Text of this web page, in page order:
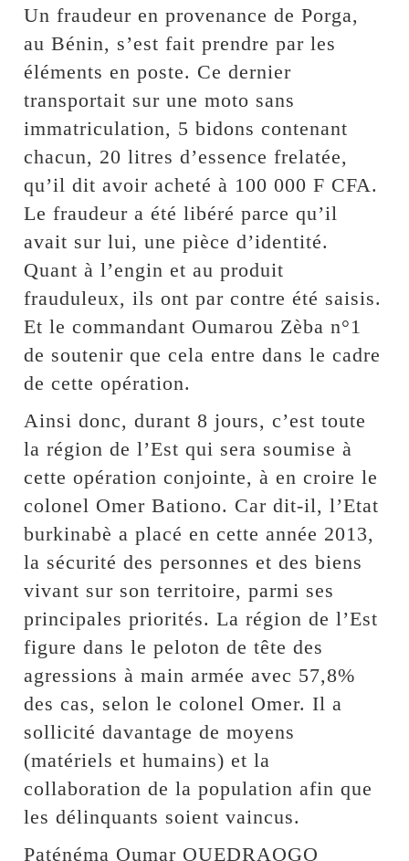
Un fraudeur en provenance de Porga,
au Bénin, s’est fait prendre par les
éléments en poste. Ce dernier
transportait sur une moto sans
immatriculation, 5 bidons contenant
chacun, 20 litres d’essence frelatée,
qu’il dit avoir acheté à 100 000 F CFA.
Le fraudeur a été libéré parce qu’il
avait sur lui, une pièce d’identité.
Quant à l’engin et au produit
frauduleux, ils ont par contre été saisis.
Et le commandant Oumarou Zèba n°1
de soutenir que cela entre dans le cadre
de cette opération.
Ainsi donc, durant 8 jours, c’est toute
la région de l’Est qui sera soumise à
cette opération conjointe, à en croire le
colonel Omer Bationo. Car dit-il, l’Etat
burkinabè a placé en cette année 2013,
la sécurité des personnes et des biens
vivant sur son territoire, parmi ses
principales priorités. La région de l’Est
figure dans le peloton de tête des
agressions à main armée avec 57,8%
des cas, selon le colonel Omer. Il a
sollicité davantage de moyens
(matériels et humains) et la
collaboration de la population afin que
les délinquants soient vaincus.
Paténéma Oumar OUEDRAOGO